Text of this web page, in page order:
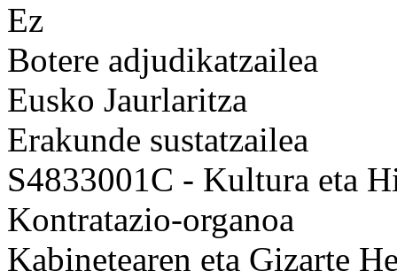
Ez
Botere adjudikatzailea
Eusko Jaurlaritza
Erakunde sustatzailea
S4833001C - Kultura eta
Kontratazio-organoa
Kabinetearen eta Gizarte